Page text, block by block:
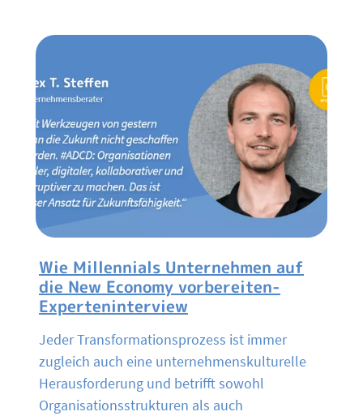
Wie Millennials Unternehmen auf
die New Economy vorbereiten-
Experteninterview
Jeder Transformationsprozess ist immer
zugleich auch eine unternehmenskulturelle
Herausforderung und betrifft sowohl
Organisationsstrukturen als auch